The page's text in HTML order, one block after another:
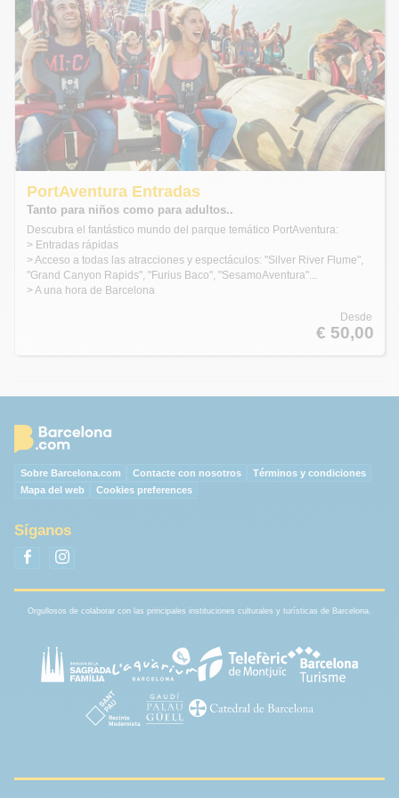
PortAventura Entradas
Tanto para niños como para adultos..
Descubra el fantástico mundo del parque temático PortAventura:
> Entradas rápidas
> Acceso a todas las atracciones y espectáculos: "Silver River Flume",
"Grand Canyon Rapids", "Furius Baco", "SesamoAventura"...
> A una hora de Barcelona
Desde
€ 50,00
Sobre Barcelona.com Contacte con nosotros
Términos y condiciones
Mapa del web
Cookies preferences
Síganos
Orgullosos de colaborar con las principales instituciones culturales y turísticas de Barcelona.